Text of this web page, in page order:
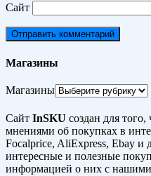
Сайт
Магазины
Магазины
Сайт InSKU создан для
мнениями об покупках в
Focalprice, AliExpress, Ebay и
интересные и полезные
информацией о них с нашими